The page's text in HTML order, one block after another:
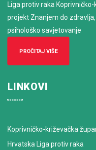
Liga protiv raka
projekt Znanjem do
psihološko savjetovanje
PROČITAJ VIŠE
LINKOVI
Koprivničko-križevačka
Hrvatska Liga protiv raka